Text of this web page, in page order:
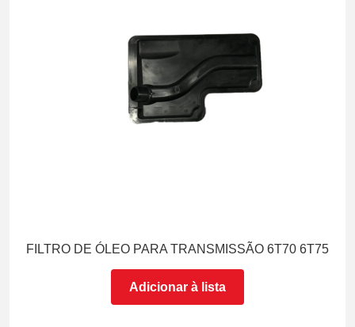
FILTRO DE ÓLEO PARA TRANSMISSÃO 6T70 6T75
Adicionar à lista